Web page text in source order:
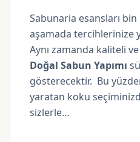
Sabunaria esansları
aşamada tercihlerinize
Aynı zamanda kaliteli
Doğal Sabun Yapımı
gösterecektir. Bu
yaratan koku
sizlerle…